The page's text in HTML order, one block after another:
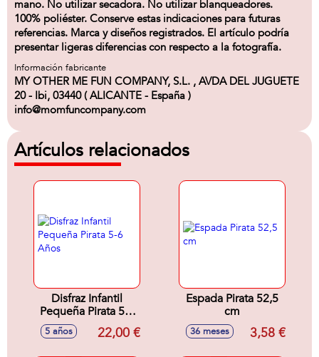
mano. No utilizar secadora. No utilizar blanqueadores.
100% poliéster. Conserve estas indicaciones para futuras
referencias. Marca y diseños registrados. El artículo podría
presentar ligeras diferencias con respecto a la fotografía.
Información fabricante
MY OTHER ME FUN COMPANY, S.L. , AVDA DEL JUGUETE
20 - Ibi, 03440 ( ALICANTE - España )
info@momfuncompany.com
Artículos relacionados
Disfraz Infantil
Pequeña Pirata 5-6
Años
5 años 22,00 €
Espada Pirata 52,5
cm
36 meses 3,58 €